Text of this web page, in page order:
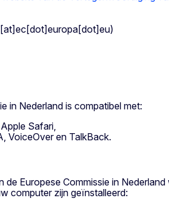
in Nederland is compatibel met:
Safari,
VoiceOver en TalkBack.
Europese Commissie in
computer zijn geïnstalleerd: